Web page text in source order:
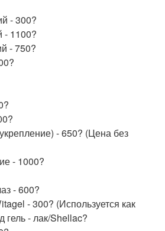
- 300?
- 1100?
- 750?
- 650? (Цена без
- 1000?
- 600?
- 300? (Используется как
гель - лак/Shellac?